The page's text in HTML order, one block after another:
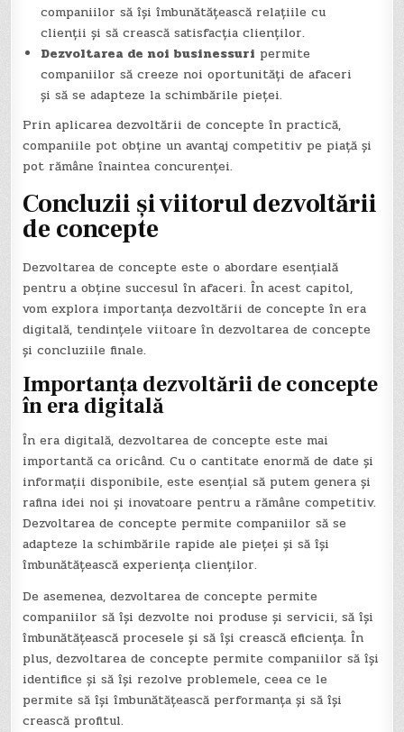
companiilor să își îmbunătățească relațiile cu
clienții și să crească satisfacția clienților.
Dezvoltarea de noi businessuri permite
companiilor să creeze noi oportunități de afaceri
și să se adapteze la schimbările pieței.
Prin aplicarea dezvoltării de concepte în practică,
companiile pot obține un avantaj competitiv pe piață și
pot rămâne înaintea concurenței.
Concluzii și viitorul dezvoltării
de concepte
Dezvoltarea de concepte este o abordare esențială
pentru a obține succesul în afaceri. În acest capitol,
vom explora importanța dezvoltării de concepte în era
digitală, tendințele viitoare în dezvoltarea de concepte
și concluziile finale.
Importanța dezvoltării de concepte
în era digitală
În era digitală, dezvoltarea de concepte este mai
importantă ca oricând. Cu o cantitate enormă de date și
informații disponibile, este esențial să putem genera și
rafina idei noi și inovatoare pentru a rămâne competitiv.
Dezvoltarea de concepte permite companiilor să se
adapteze la schimbările rapide ale pieței și să își
îmbunătățească experiența clienților.
De asemenea, dezvoltarea de concepte permite
companiilor să își dezvolte noi produse și servicii, să își
îmbunătățească procesele și să își crească eficiența. În
plus, dezvoltarea de concepte permite companiilor să își
identifice și să își rezolve problemele, ceea ce le
permite să își îmbunătățească performanța și să își
crească profitul.